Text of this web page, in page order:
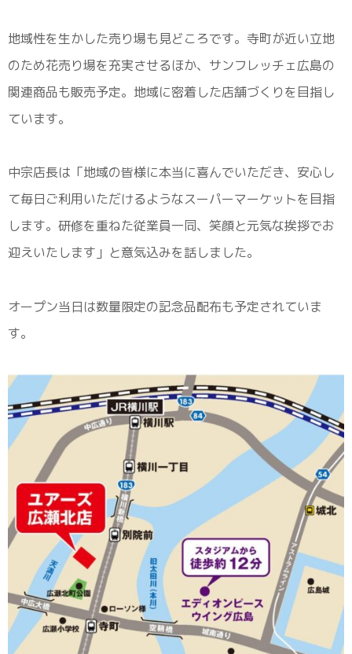
地域性を生かした売り場も見どころです。寺町が近い立地
のため花売り場を充実させるほか、サンフレッチェ広島の
関連商品も販売予定。地域に密着した店舗づくりを目指し
ています。
中宗店長は「地域の皆様に本当に喜んでいただき、安心し
て毎日ご利用いただけるようなスーパーマーケットを目指
します。研修を重ねた従業員一同、笑顔と元気な挨拶でお
迎えいたします」と意気込みを話しました。
オープン当日は数量限定の記念品配布も予定されていま
す。